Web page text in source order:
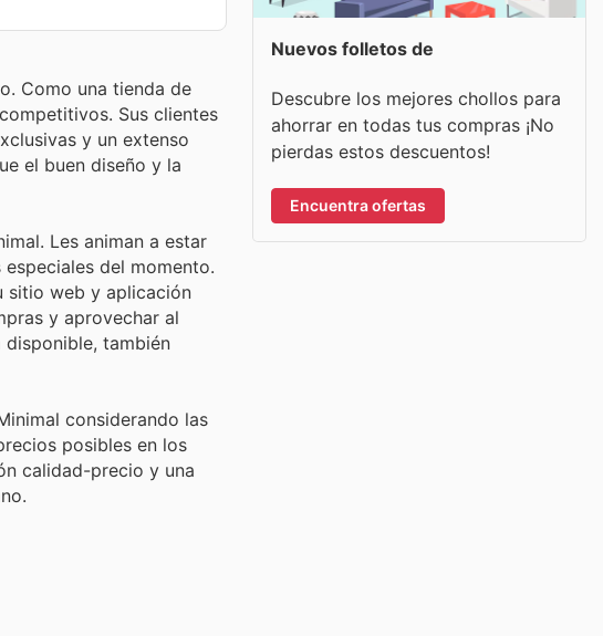
Como una tienda de
Sus clientes
y un extenso
el buen diseño y la
Les animan a estar
del momento.
sitio web y aplicación
y aprovechar al
también
considerando las
posibles en los
calidad-precio y una
Nuevos folletos de
Descubre los mejores chollos para
ahorrar en todas tus compras ¡No
pierdas estos descuentos!
Encuentra ofertas